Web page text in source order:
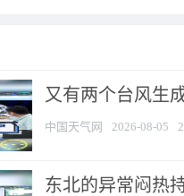
又有两个台风生
中国天气网 2026-08-05
东北的异常闷热